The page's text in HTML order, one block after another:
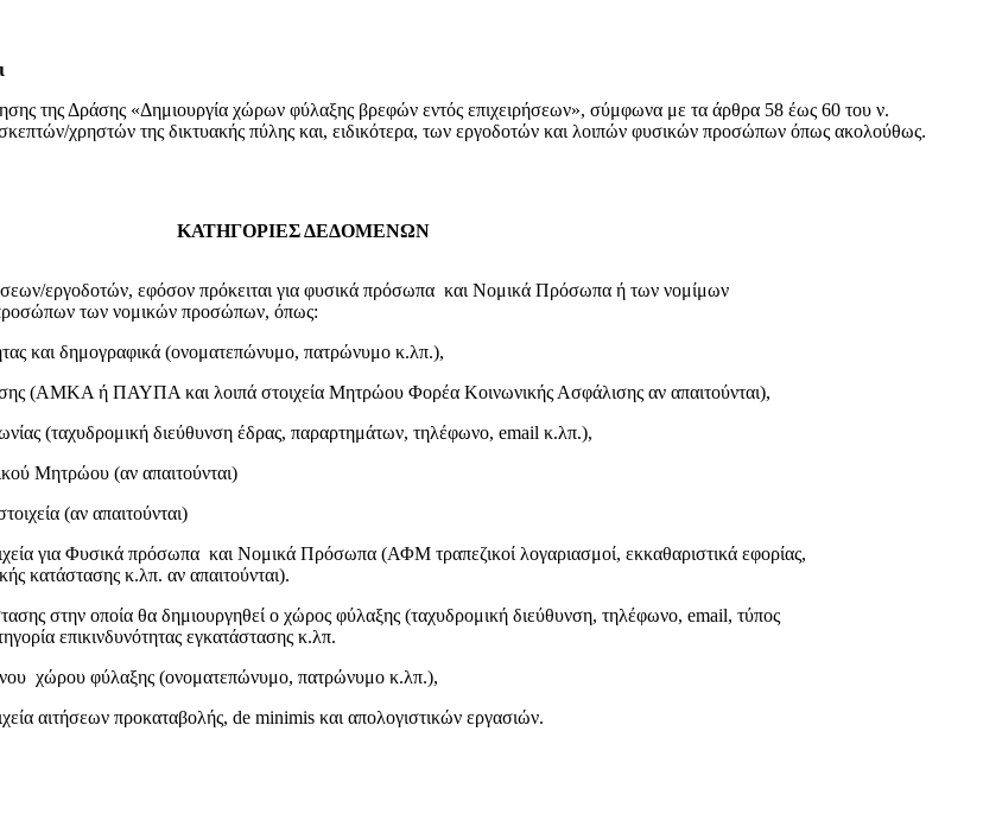
της Δράσης «Δημιουργία χώρων φύλαξης βρεφών εντός επιχειρήσεων», σύμφωνα με τα άρθρα 58 έως 60 του ν.
χρηστών της δικτυακής πύλης και, ειδικότερα, των εργοδοτών και λοιπών φυσικών προσώπων όπως ακολούθως.
ΚΑΤΗΓΟΡΙΕΣ ΔΕΔΟΜΕΝΩΝ
εργοδοτών, εφόσον πρόκειται για φυσικά πρόσωπα και Νομικά Πρόσωπα ή των νομίμων
των νομικών προσώπων, όπως:
και δημογραφικά (ονοματεπώνυμο, πατρώνυμο κ.λπ.),
(ΑΜΚΑ ή ΠΑΥΠΑ και λοιπά στοιχεία Μητρώου Φορέα Κοινωνικής Ασφάλισης αν απαιτούνται),
(ταχυδρομική διεύθυνση έδρας, παραρτημάτων, τηλέφωνο, email κ.λπ.),
Μητρώου (αν απαιτούνται)
(αν απαιτούνται)
για Φυσικά πρόσωπα και Νομικά Πρόσωπα (ΑΦΜ τραπεζικοί λογαριασμοί, εκκαθαριστικά εφορίας,
κατάστασης κ.λπ. αν απαιτούνται).
στην οποία θα δημιουργηθεί ο χώρος φύλαξης (ταχυδρομική διεύθυνση, τηλέφωνο, email, τύπος
επικινδυνότητας εγκατάστασης κ.λπ.
χώρου φύλαξης (ονοματεπώνυμο, πατρώνυμο κ.λπ.),
αιτήσεων προκαταβολής, de minimis και απολογιστικών εργασιών.